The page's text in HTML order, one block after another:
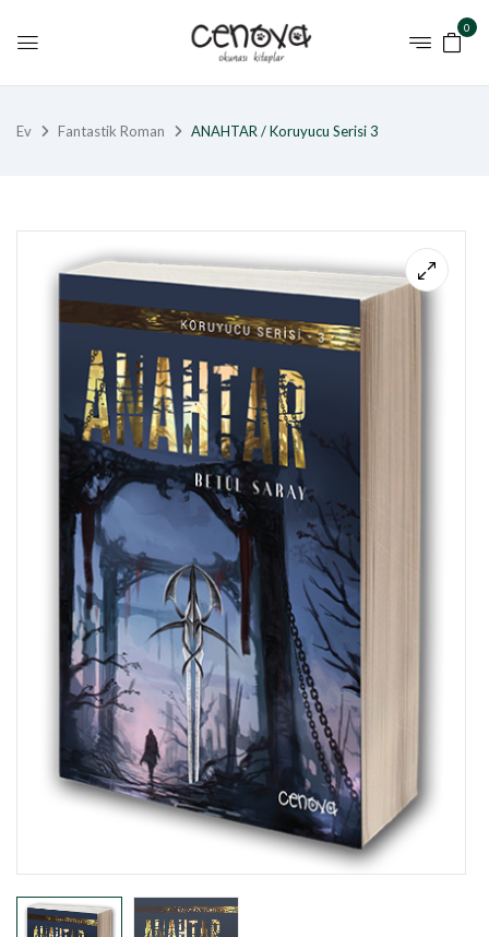
0
Ev Fantastik Roman ANAHTAR / Koruyucu Serisi 3